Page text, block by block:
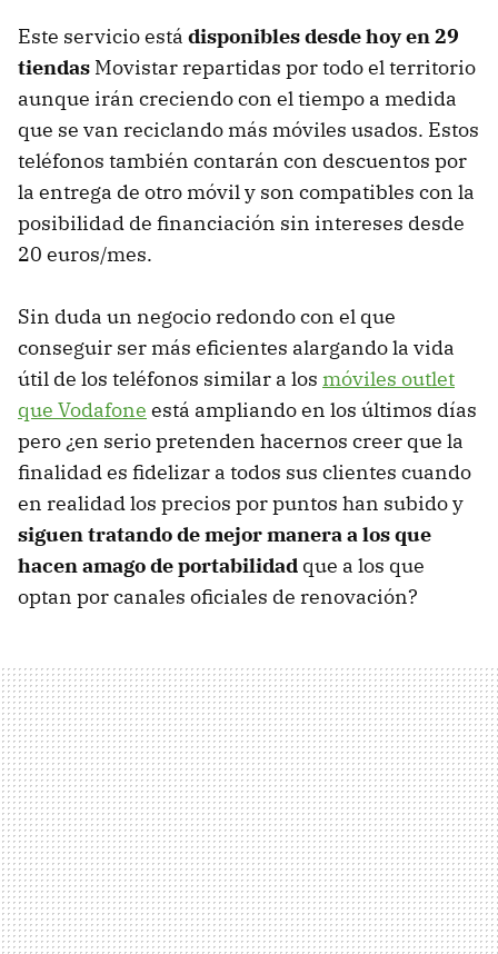
Este servicio está disponibles desde hoy en 29
tiendas Movistar repartidas por todo el territorio
aunque irán creciendo con el tiempo a medida
que se van reciclando más móviles usados. Estos
teléfonos también contarán con descuentos por
la entrega de otro móvil y son compatibles con la
posibilidad de financiación sin intereses desde
20 euros/mes.
Sin duda un negocio redondo con el que
conseguir ser más eficientes alargando la vida
útil de los teléfonos similar a los móviles outlet
que Vodafone está ampliando en los últimos días
pero ¿en serio pretenden hacernos creer que la
finalidad es fidelizar a todos sus clientes cuando
en realidad los precios por puntos han subido y
siguen tratando de mejor manera a los que
hacen amago de portabilidad que a los que
optan por canales oficiales de renovación?